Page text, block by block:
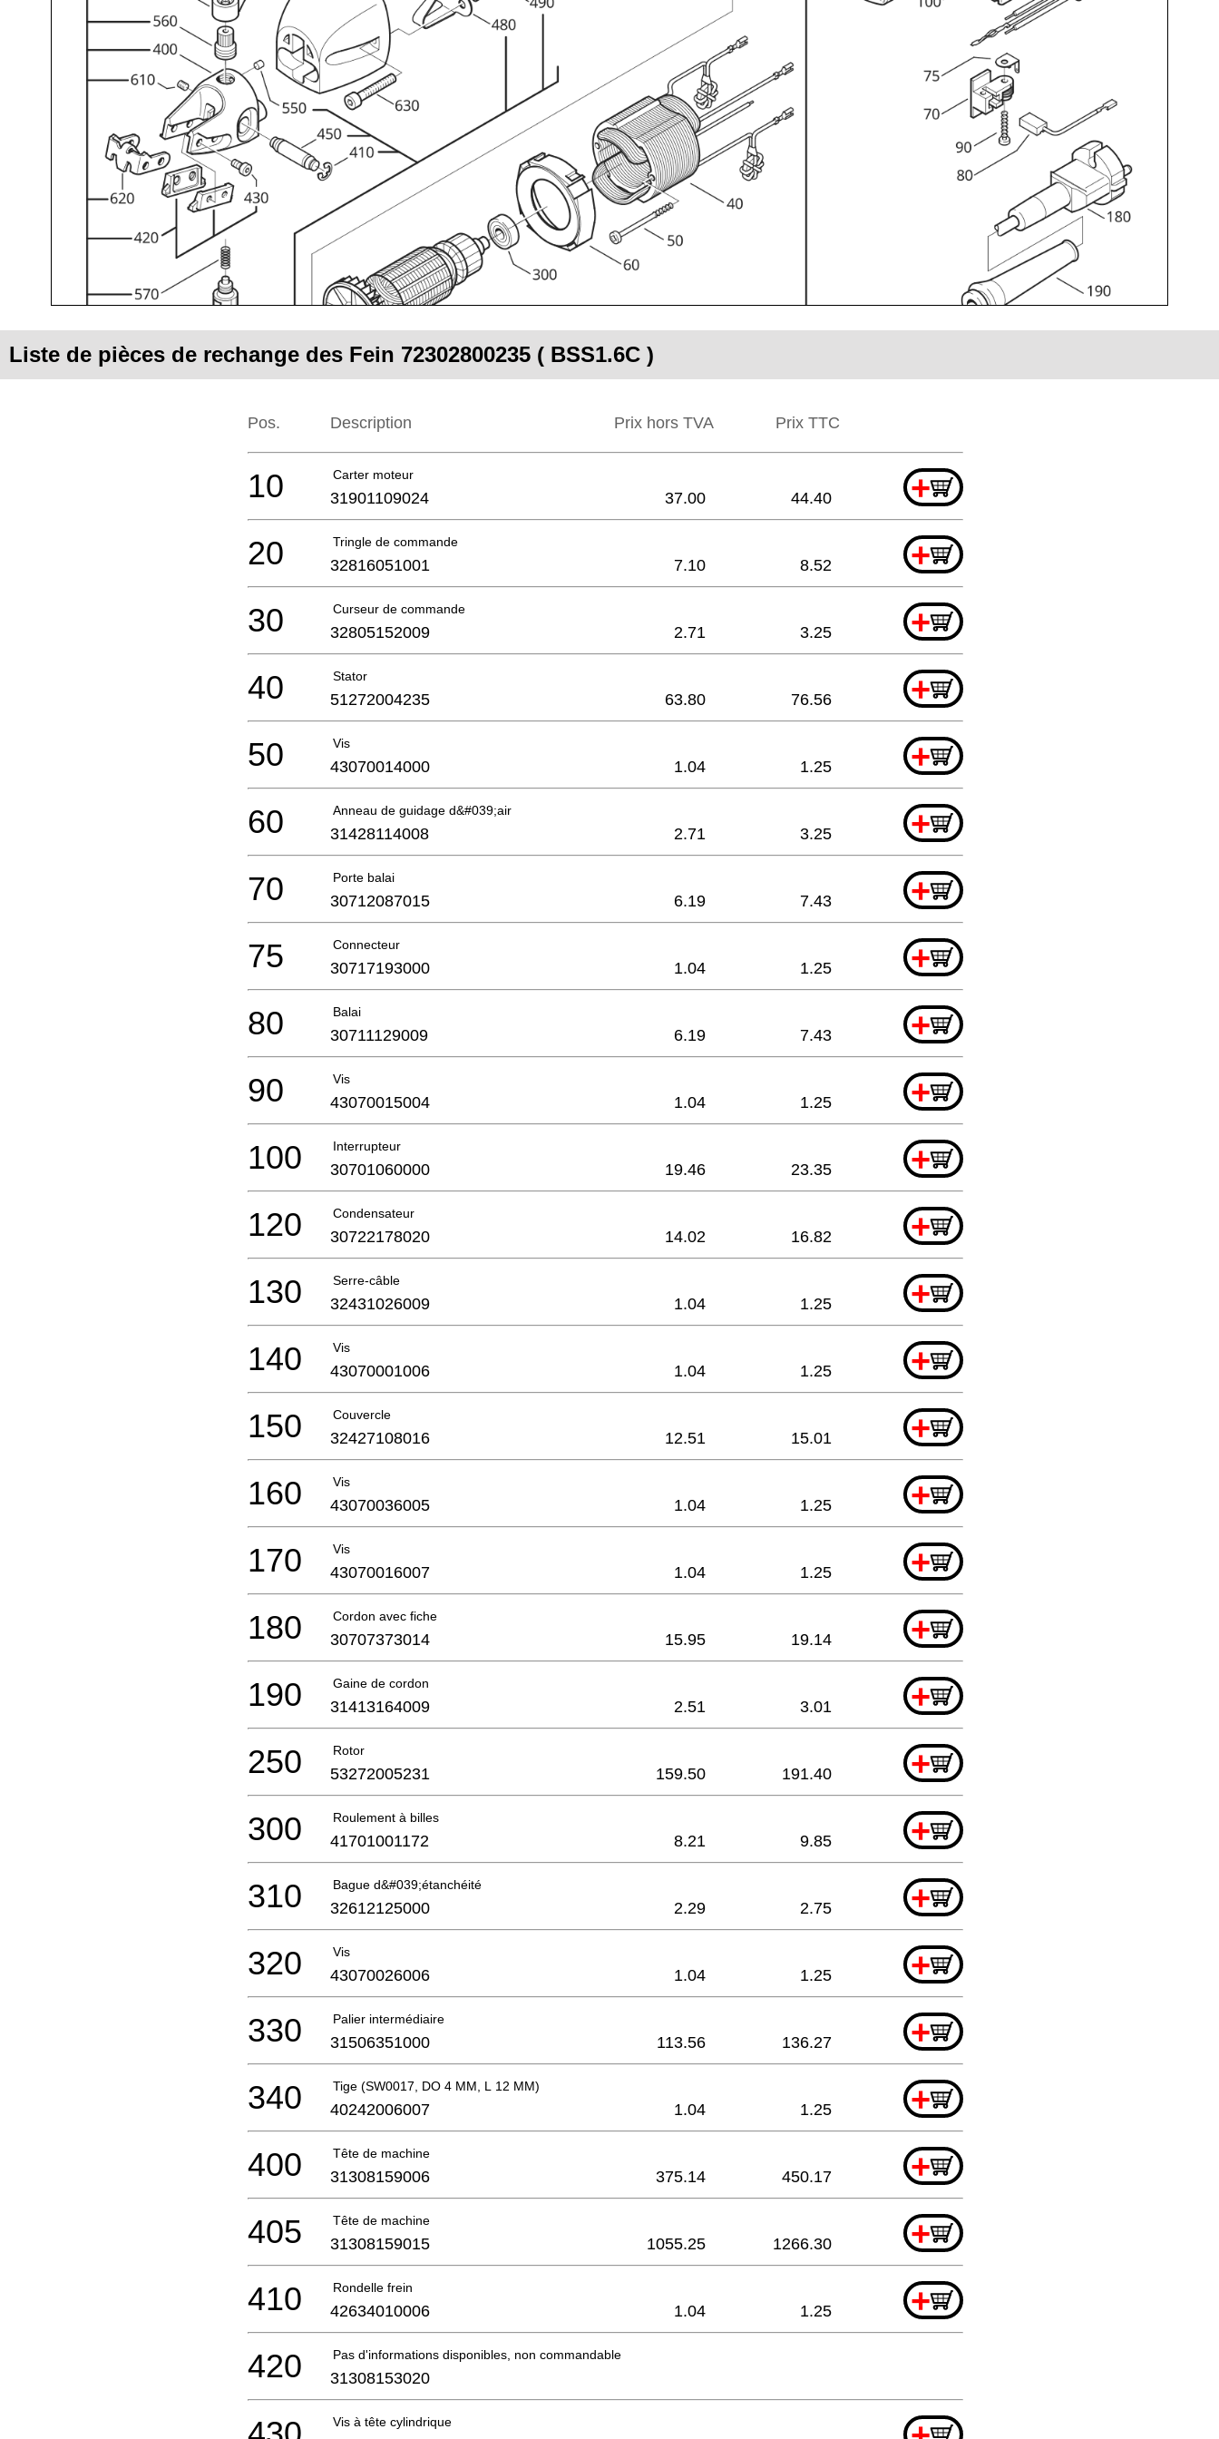
Liste de pièces de rechange des Fein 72302800235 ( BSS1.6C )
Pos. Description Prix hors TVA Prix ​​TTC
Carter moteur +
10 31901109024 37.00 44.40
Tringle de commande +
20 32816051001 7.10 8.52
Curseur de commande +
30 32805152009 2.71 3.25
Stator +
40 51272004235 63.80 76.56
Vis +
50 43070014000 1.04 1.25
Anneau de guidage d&#039;air +
60 31428114008 2.71 3.25
Porte balai +
70 30712087015 6.19 7.43
Connecteur +
75 30717193000 1.04 1.25
Balai +
80 30711129009 6.19 7.43
Vis +
90 43070015004 1.04 1.25
Interrupteur +
100 30701060000 19.46 23.35
Condensateur +
120 30722178020 14.02 16.82
Serre-câble +
130 32431026009 1.04 1.25
Vis +
140 43070001006 1.04 1.25
Couvercle +
150 32427108016 12.51 15.01
Vis +
160 43070036005 1.04 1.25
Vis +
170 43070016007 1.04 1.25
Cordon avec fiche +
180 30707373014 15.95 19.14
Gaine de cordon +
190 31413164009 2.51 3.01
Rotor +
250 53272005231 159.50 191.40
Roulement à billes +
300 41701001172 8.21 9.85
Bague d&#039;étanchéité +
310 32612125000 2.29 2.75
Vis +
320 43070026006 1.04 1.25
Palier intermédiaire +
330 31506351000 113.56 136.27
Tige (SW0017, DO 4 MM, L 12 MM) +
340 40242006007 1.04 1.25
Tête de machine +
400 31308159006 375.14 450.17
Tête de machine +
405 31308159015 1055.25 1266.30
Rondelle frein +
410 42634010006 1.04 1.25
Pas d'informations disponibles, non commandable
420 31308153020
Vis à tête cylindrique